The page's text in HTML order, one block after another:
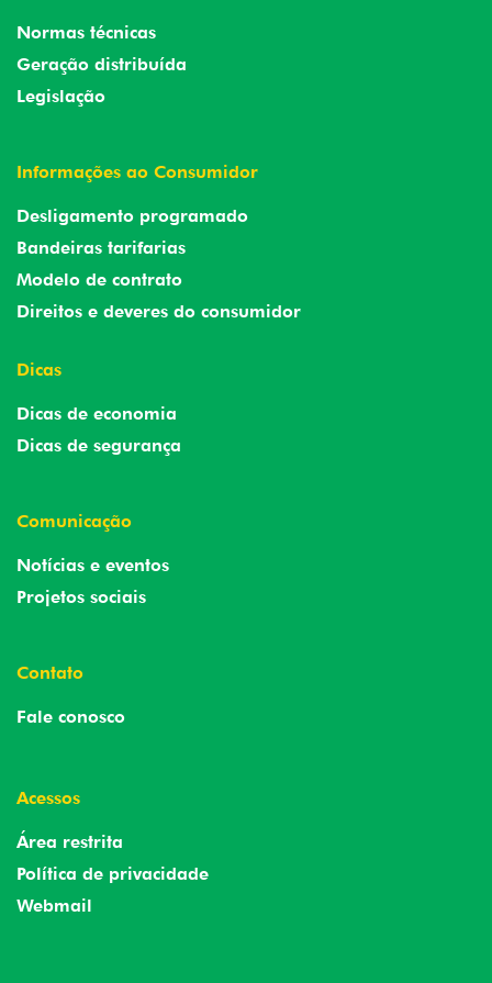
Normas técnicas
Geração distribuída
Legislação
Informações ao Consumidor
Desligamento programado
Bandeiras tarifarias
Modelo de contrato
Direitos e deveres do consumidor
Dicas
Dicas de economia
Dicas de segurança
Comunicação
Notícias e eventos
Projetos sociais
Contato
Fale conosco
Acessos
Área restrita
Política de privacidade
Webmail